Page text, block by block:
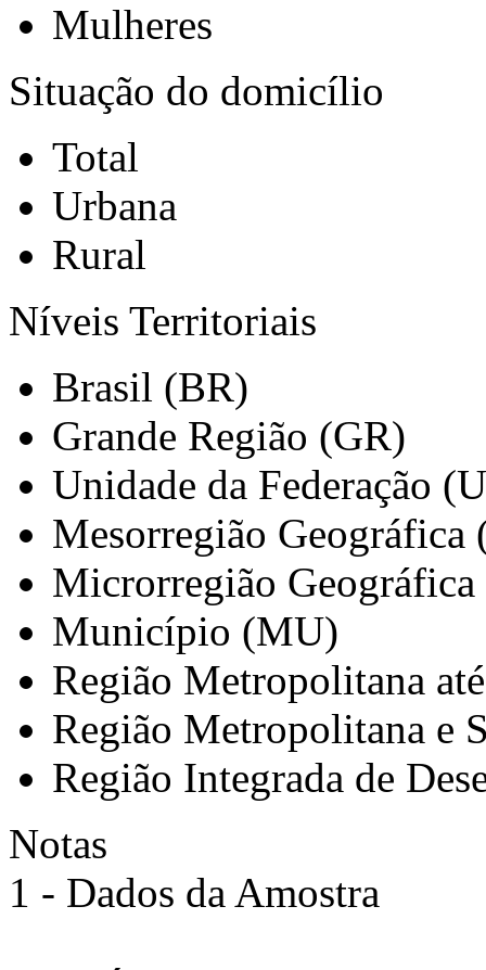
Mulheres
Situação do domicílio
Total
Urbana
Rural
Níveis Territoriais
Brasil (BR)
Grande Região (GR)
Unidade da Federação
Mesorregião Geográfica
Microrregião
Município (MU)
Região Metropolitana
Região Metropolitana e
Região Integrada de
Notas
1 - Dados da Amostra